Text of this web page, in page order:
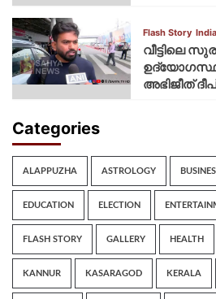
Flash Story India
വീട്ടിലെ
അഭിജീത്
Categories
ALAPPUZHA ASTROLOGY
EDUCATION ELECTION
FLASH STORY GALLERY HEALTH
KANNUR KASARAGOD KERALA